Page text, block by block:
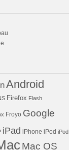
Android
Firefox Flash
Froyo Google
iPad iPhone iPod iPod
Mac OS